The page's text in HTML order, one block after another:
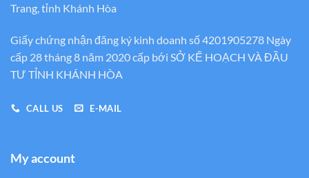
Trang, tỉnh Khánh Hòa
Giấy chứng nhận đăng ký kinh doanh số 4201905278 Ngày
cấp 28 tháng 8 năm 2020 cấp bới SỞ KẾ HOẠCH VÀ ĐẦU
TƯ TỈNH KHÁNH HÒA
CALL US E-MAIL
My account